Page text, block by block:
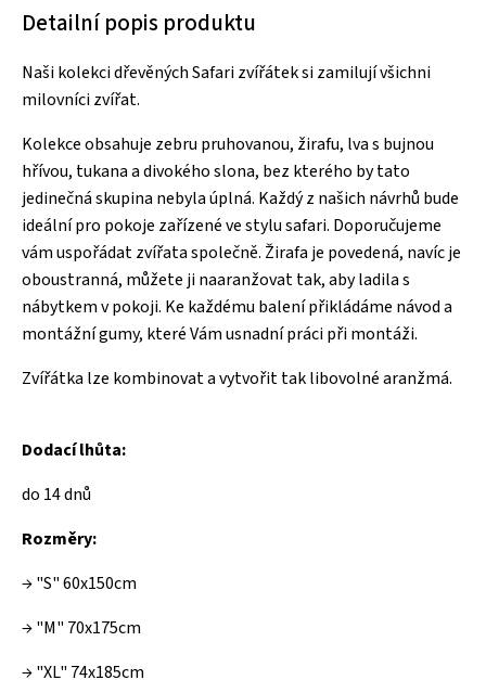
Detailní popis produktu
Naši kolekci dřevěných Safari zvířátek si zamilují všichni
milovníci zvířat.
Kolekce obsahuje zebru pruhovanou, žirafu, lva s bujnou
hřívou, tukana a divokého slona, bez kterého by tato
jedinečná skupina nebyla úplná. Každý z našich návrhů bude
ideální pro pokoje zařízené ve stylu safari. Doporučujeme
vám uspořádat zvířata společně. Žirafa je povedená, navíc je
oboustranná, můžete ji naaranžovat tak, aby ladila s
nábytkem v pokoji. Ke každému balení přikládáme návod a
montážní gumy, které Vám usnadní práci při montáži.
Zvířátka lze kombinovat a vytvořit tak libovolné aranžmá.
Dodací lhůta:
do 14 dnů
Rozměry:
→ "S" 60x150cm
→ "M" 70x175cm
→ "XL" 74x185cm